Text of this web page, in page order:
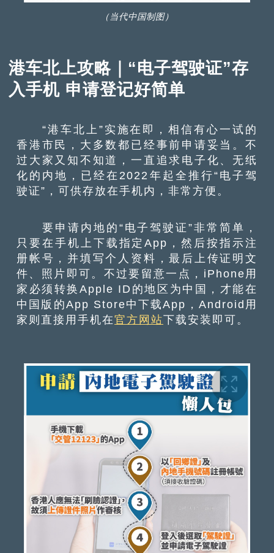
（当代中国制图）
港车北上攻略｜“电子驾驶证”存
入手机 申请登记好简单
“港车北上”实施在即，相信有心一试的
香港市民，大多数都已经事前申请妥当。不
过大家又知不知道，一直追求电子化、无纸
化的内地，已经在2022年起全推行“电子驾
驶证”，可供存放在手机内，非常方便。
要申请内地的“电子驾驶证”非常简单，
只要在手机上下载指定App，然后按指示注
册帐号，并填写个人资料，最后上传证明文
件、照片即可。不过要留意一点，iPhone用
家必须转换Apple ID的地区为中国，才能在
中国版的App Store中下载App，Android用
家则直接用手机在官方网站下载安装即可。